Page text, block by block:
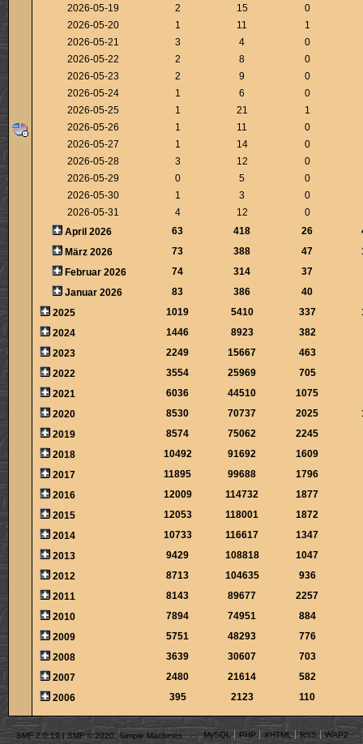
2026-05-19
2 15
0
2026-05-20
1 11
1
2026-05-21
3 4
0
2026-05-22
2 8
0
2026-05-23
2 9
0
2026-05-24
1 6
0
2026-05-25
1 21
1
2026-05-26
1 11
0
2026-05-27
1 14
0
2026-05-28
3 12
0
2026-05-29
0 5
0
2026-05-30
1 3
0
2026-05-31
4 12
0
April 2026
63 418 26
März 2026
73 388 47
Februar 2026
74 314
37
Januar 2026
83 386
40
2025
1019 5410 337
2024
1446 8923
382
2023
2249 15667
463
2022
3554 25969
705
2021
6036 44510
1075
2020
8530 70737 2025
2019
8574 75062
2245
2018
10492 91692
1609
2017
11895 99688
1796
2016
12009 114732
1877
2015
12053 118001
1872
2014
10733 116617
1347
2013
9429 108818
1047
2012
8713 104635
936
2011
8143 89677
2257
2010
7894 74951
884
2009
5751 48293
776
2008
3639 30607
703
2007
2480 21614
582
2006
395 2123 110
SMF 2.0.19 | SMF © 2020, Simple Machines MySQL PHP XHTML RSS WAP2